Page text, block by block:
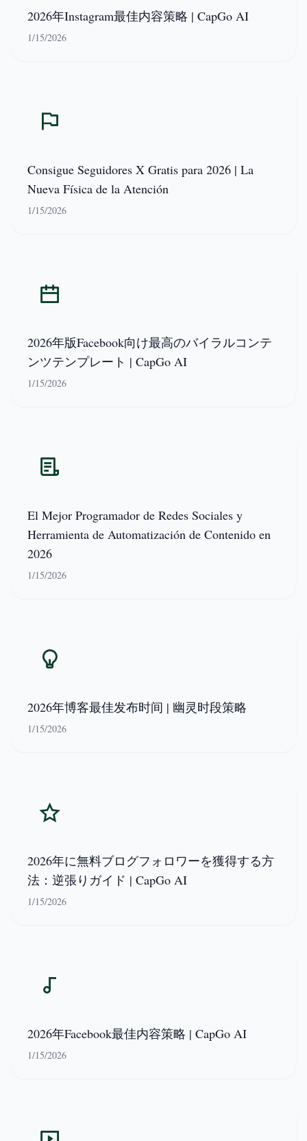
2026年Instagram最佳内容策略 | CapGo AI
1/15/2026
Consigue Seguidores X Gratis para 2026 | La
Nueva Física de la Atención
1/15/2026
2026年版Facebook向け最高のバイラルコンテ
ンツテンプレート | CapGo AI
1/15/2026
El Mejor Programador de Redes Sociales y
Herramienta de Automatización de Contenido en
2026
1/15/2026
2026年博客最佳发布时间 | 幽灵时段策略
1/15/2026
2026年に無料ブログフォロワーを獲得する方
法：逆張りガイド | CapGo AI
1/15/2026
2026年Facebook最佳内容策略 | CapGo AI
1/15/2026